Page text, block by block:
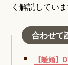
く解説していま
合わせて
【離婚】